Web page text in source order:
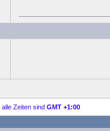
alle Zeiten sind GMT +1:00